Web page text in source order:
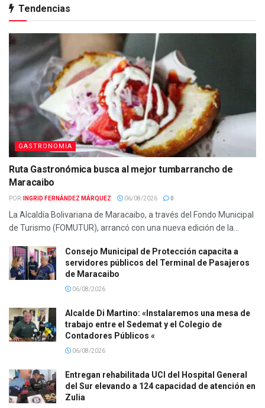
Tendencias
GASTRONOMIA
Ruta Gastronómica busca al mejor tumbarrancho de
Maracaibo
POR: INGRID FERNÁNDEZ MÁRQUEZ 06/08/2026 0
La Alcaldía Bolivariana de Maracaibo, a través del Fondo Municipal
de Turismo (FOMUTUR), arrancó con una nueva edición de la...
Consejo Municipal de Protección capacita a
servidores públicos del Terminal de Pasajeros
de Maracaibo
06/08/2026
Alcalde Di Martino: «Instalaremos una mesa de
trabajo entre el Sedemat y el Colegio de
Contadores Públicos «
06/08/2026
Entregan rehabilitada UCI del Hospital General
del Sur elevando a 124 capacidad de atención en
Zulia